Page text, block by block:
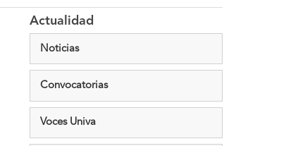
Actualidad
Noticias
Convocatorias
Voces Univa